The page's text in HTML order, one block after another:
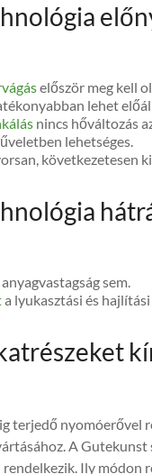
először meg kell
lehet
nincs hőváltozás
lehetséges.
következetesen
sem.
a lyukasztási és
terjedő nyomóerővel
A
Ily módon